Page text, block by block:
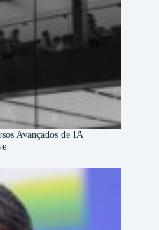
Avançados de IA